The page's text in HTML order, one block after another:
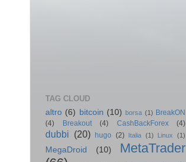
TAG CLOUD
altro (6) bitcoin (10) borsa (1) BreakON
(4)
Breakout (4) CashBackForex (4)
dubbi (20) hugo (2) Italia (1) Linux (1)
MegaDroid (10)
MetaTrader